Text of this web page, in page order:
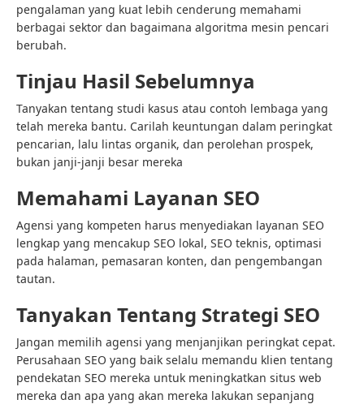
pengalaman yang kuat lebih cenderung memahami
berbagai sektor dan bagaimana algoritma mesin pencari
berubah.
Tinjau Hasil Sebelumnya
Tanyakan tentang studi kasus atau contoh lembaga yang
telah mereka bantu. Carilah keuntungan dalam peringkat
pencarian, lalu lintas organik, dan perolehan prospek,
bukan janji-janji besar mereka
Memahami Layanan SEO
Agensi yang kompeten harus menyediakan layanan SEO
lengkap yang mencakup SEO lokal, SEO teknis, optimasi
pada halaman, pemasaran konten, dan pengembangan
tautan.
Tanyakan Tentang Strategi SEO
Jangan memilih agensi yang menjanjikan peringkat cepat.
Perusahaan SEO yang baik selalu memandu klien tentang
pendekatan SEO mereka untuk meningkatkan situs web
mereka dan apa yang akan mereka lakukan sepanjang